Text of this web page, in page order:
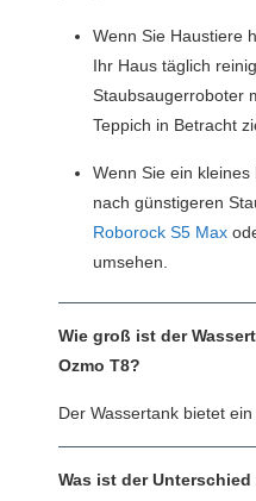
Wenn Sie Haustiere
Ihr Haus täglich
Staubsaugerroboter
Teppich in Betracht
Wenn Sie ein
nach günstigeren
Roborock S5 Max
umsehen.
Wie groß ist der
Ozmo T8?
Der Wassertank bietet
Was ist der